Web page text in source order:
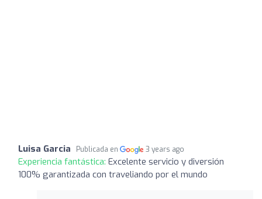
Luisa Garcia Publicada en 3 years ago
Experiencia fantástica: Excelente servicio y diversión
100% garantizada con traveliando por el mundo